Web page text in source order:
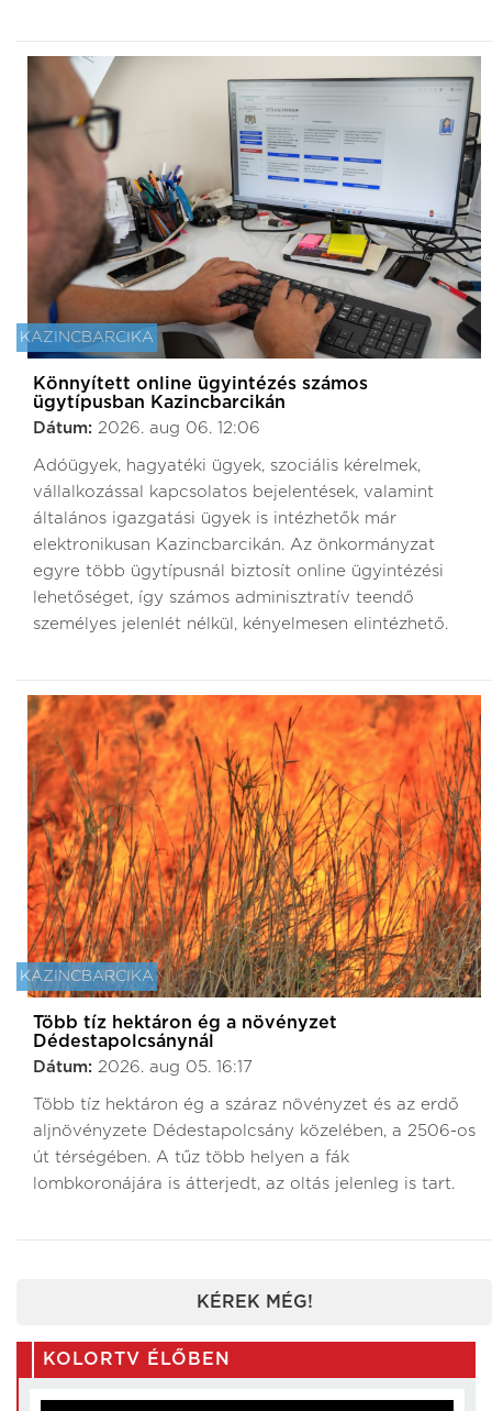
KAZINCBARCIKA
Könnyített online ügyintézés számos
ügytípusban Kazincbarcikán
Dátum: 2026. aug 06. 12:06
Adóügyek, hagyatéki ügyek, szociális kérelmek,
vállalkozással kapcsolatos bejelentések, valamint
általános igazgatási ügyek is intézhetők már
elektronikusan Kazincbarcikán. Az önkormányzat
egyre több ügytípusnál biztosít online ügyintézési
lehetőséget, így számos adminisztratív teendő
személyes jelenlét nélkül, kényelmesen elintézhető.
KAZINCBARCIKA
Több tíz hektáron ég a növényzet
Dédestapolcsánynál
Dátum: 2026. aug 05. 16:17
Több tíz hektáron ég a száraz növényzet és az erdő
aljnövényzete Dédestapolcsány közelében, a 2506-os
út térségében. A tűz több helyen a fák
lombkoronájára is átterjedt, az oltás jelenleg is tart.
KÉREK MÉG!
KOLORTV ÉLŐBEN